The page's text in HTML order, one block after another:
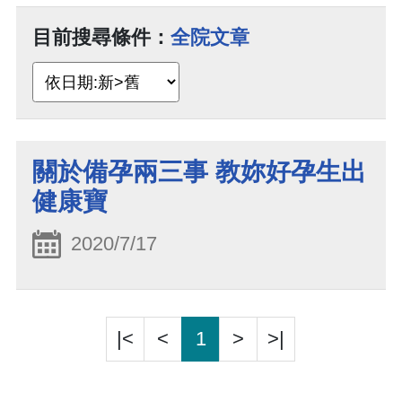
目前搜尋條件： 全院文章
關於備孕兩三事 教妳好孕生出
健康寶
2020/7/17
|< < 1 > >|